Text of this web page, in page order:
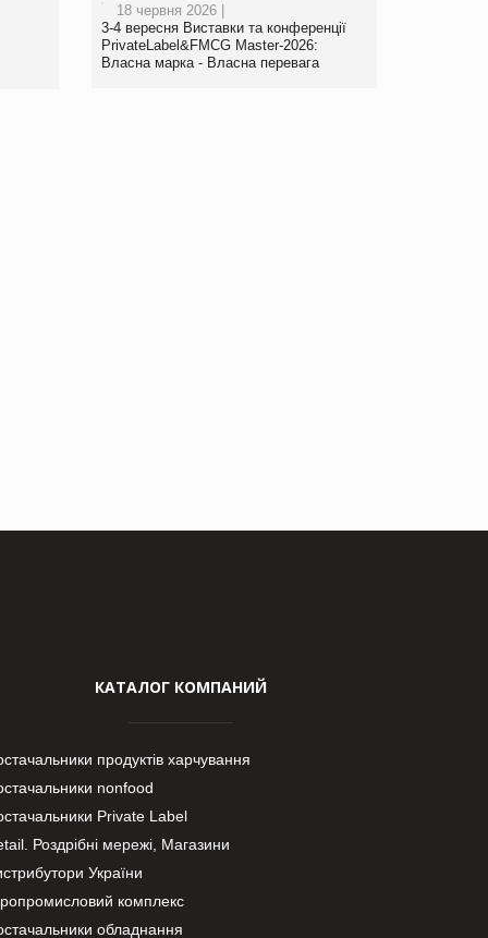
www.trademaster.ua.
правила. Особливості.
18 червня 2026 |
3-4 вересня Виставки та конференції
PrivateLabel&FMCG Master-2026:
Власна марка - Власна перевага
КАТАЛОГ КОМПАНИЙ
продуктів харчування
nonfood
Private Label
Роздрібні мережі, Магазини
України
комплекс
обладнання